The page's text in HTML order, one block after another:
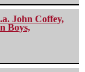
John Coffey,
Boys,